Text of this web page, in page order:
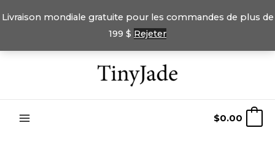
Livraison mondiale gratuite pour les commandes de plus de
199 $ Rejeter
$0.00